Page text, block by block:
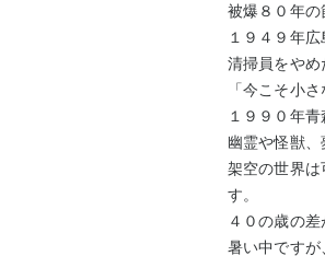
被爆８０年の
１９４９年
清掃員をやめ
「今こそ小
１９９０年
幽霊や怪獣、
架空の世界
す。
４０の歳の
暑い中ですが